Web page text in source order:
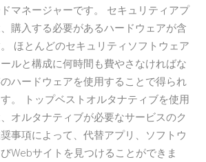
マネージャーです。 セキュリティアプ
購入する必要があるハードウェアが含
ほとんどのセキュリティソフトウェア
ルと構成に何時間も費やさなければな
ハードウェアを使用することで得られ
。 トップベストオルタナティブを使用
オルタナティブが必要なサービスのク
事項によって、代替アプリ、ソフトウ
Webサイトを見つけることができま